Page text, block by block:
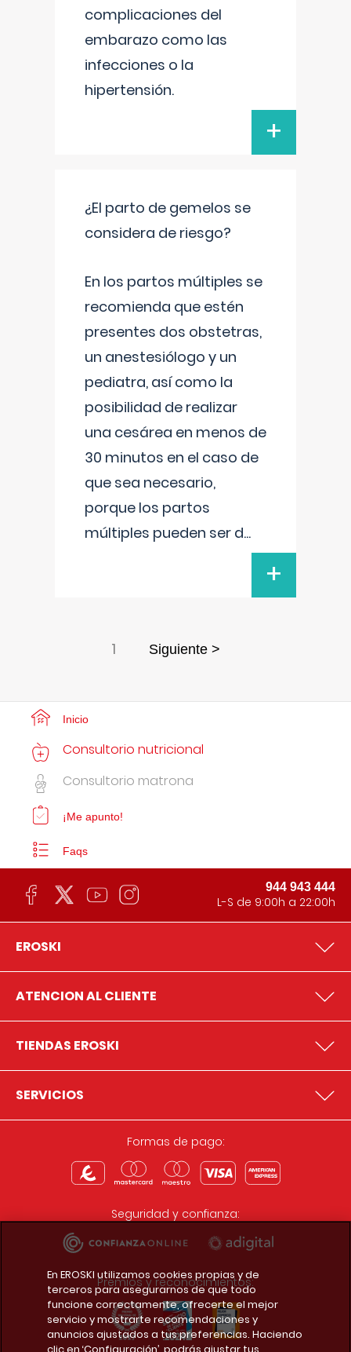
complicaciones del
embarazo como las
infecciones o la
hipertensión.
+
¿El parto de gemelos se
considera de riesgo?
En los partos múltiples se
recomienda que estén
presentes dos obstetras,
un anestesiólogo y un
pediatra, así como la
posibilidad de realizar
una cesárea en menos de
30 minutos en el caso de
que sea necesario,
porque los partos
múltiples pueden ser d...
+
1 Siguiente >
Inicio
Consultorio nutricional
Consultorio matrona
¡Me apunto!
Faqs
944 943 444
L-S de 9:00h a 22:00h
EROSKI
ATENCION AL CLIENTE
TIENDAS EROSKI
SERVICIOS
Formas de pago:
Seguridad y confianza:
Premios y reconocimientos:
En EROSKI utilizamos cookies propias y de
terceros para asegurarnos de que todo
funcione correctamente, ofrecerte el mejor
servicio y mostrarte recomendaciones y
anuncios ajustados a tus preferencias. Haciendo
clic en ‘Configuración’, podrás ajustar tus